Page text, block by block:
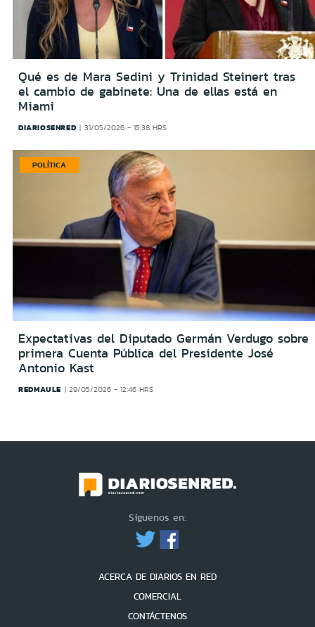
Qué es de Mara Sedini y Trinidad Steinert tras
el cambio de gabinete: Una de ellas está en
Miami
DIARIOSENRED 31/05/2026 - 15:38 HRS
POLÍTICA
Expectativas del Diputado Germán Verdugo sobre
primera Cuenta Pública del Presidente José
Antonio Kast
REDMAULE 29/05/2026 - 12:46 HRS
Síguenos en:
ACERCA DE DIARIOS EN RED
COMERCIAL
CONTÁCTENOS